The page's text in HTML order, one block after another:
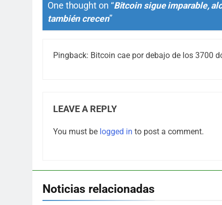
One thought on “Bitcoin sigue imparable,
también crecen”
Pingback: Bitcoin cae por debajo de los 3700
LEAVE A REPLY
You must be logged in to post a comment.
Noticias relacionadas